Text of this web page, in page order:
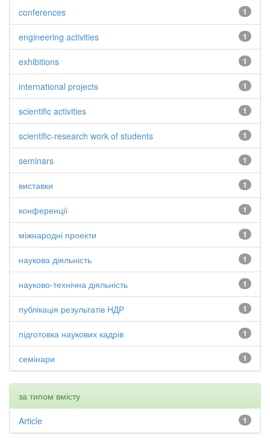
1
conferences
1
engineering activities
1
exhibitions
1
international projects
1
scientific activities
1
scientific-research work of students
1
seminars
1
виставки
1
конференції
1
міжнародні проекти
1
наукова діяльність
1
науково-технічна діяльність
1
публікація результатів НДР
1
підготовка наукових кадрів
1
семінари
за типом вмісту
1
Article